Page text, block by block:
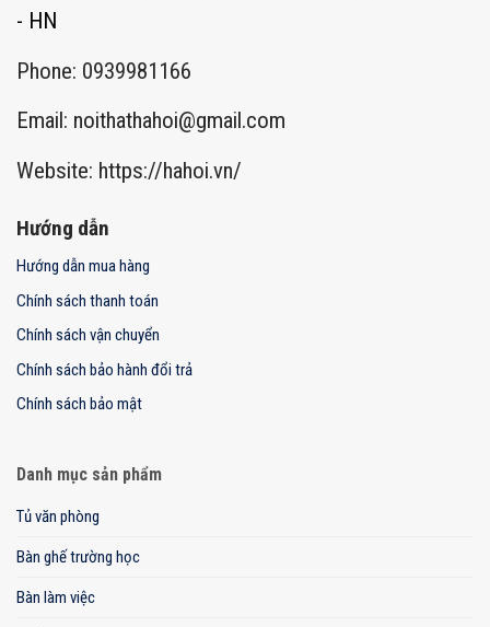
- HN
Phone: 0939981166
Email: noithathahoi@gmail.com
Website: https://hahoi.vn/
Hướng dẫn
Hướng dẫn mua hàng
Chính sách thanh toán
Chính sách vận chuyển
Chính sách bảo hành đổi trả
Chính sách bảo mật
Danh mục sản phẩm
Tủ văn phòng
Bàn ghế trường học
Bàn làm việc